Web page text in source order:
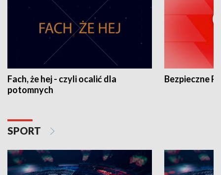
Fach, że hej - czyli ocalić dla
potomnych
Bezpieczne
SPORT